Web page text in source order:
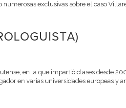
exclusivas sobre el caso
en la que impartió clases desde
en varias universidades euro­peas y